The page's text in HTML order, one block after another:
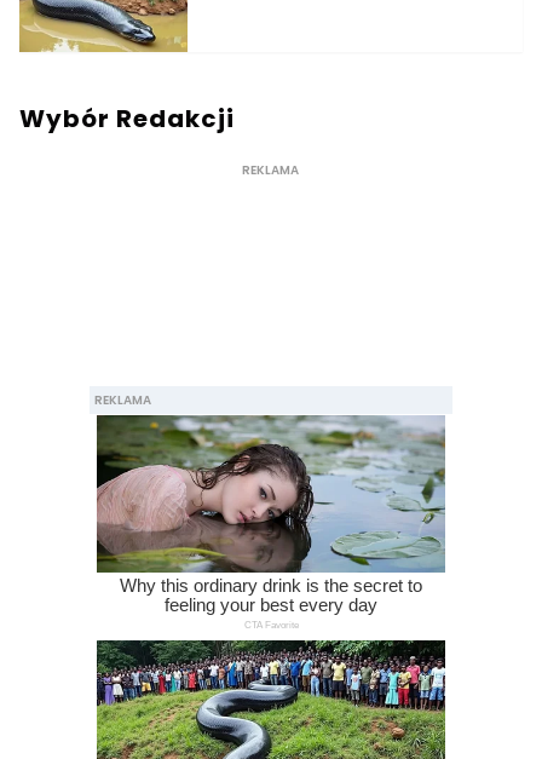
Wybór Redakcji